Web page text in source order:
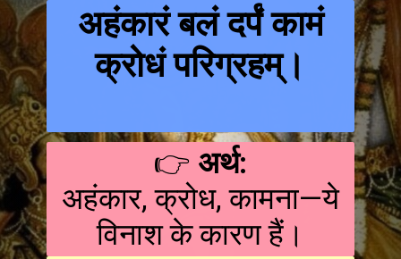
अहंकारं बलं दर्पं कामं
क्रोधं परिग्रहम्।
👉 अर्थ:
अहंकार, क्रोध, कामना—ये
विनाश के कारण हैं।